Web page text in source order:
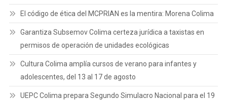
El código de ética del MCPRIAN es la mentira: Morena Colima
Garantiza Subsemov Colima certeza jurídica a taxistas en
permisos de operación de unidades ecológicas
Cultura Colima amplía cursos de verano para infantes y
adolescentes, del 13 al 17 de agosto
UEPC Colima prepara Segundo Simulacro Nacional para el 19